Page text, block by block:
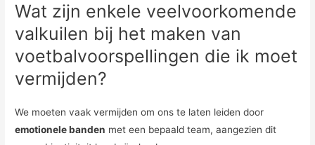
Wat zijn enkele veelvoorkomende
valkuilen bij het maken van
voetbalvoorspellingen die ik moet
vermijden?
We moeten vaak vermijden om ons te laten leiden door
emotionele banden met een bepaald team, aangezien dit